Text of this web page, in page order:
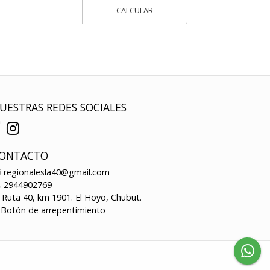
CALCULAR
REDES SOCIALES
regionalesla40@gmail.com
2944902769
Ruta 40, km 1901. El Hoyo, Chubut.
de arrepentimiento